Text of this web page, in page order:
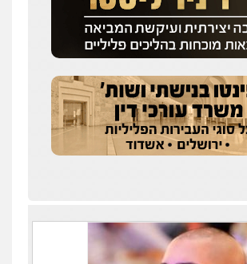
0505216700
אייל בן שושן, עורך דין פלילי
פלילי מעצרים וחקירות פשיעה חמורה
נוער רישום פלילי
0522763105
עו"ד שלומי שרון
עו"ד אלון קריטי